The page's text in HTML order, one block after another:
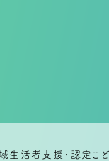
生活者支援・認定こ